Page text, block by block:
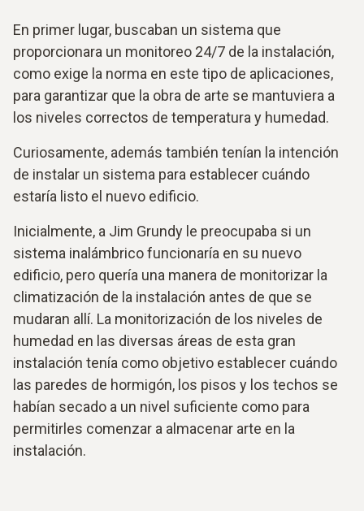
En primer lugar, buscaban un sistema que
proporcionara un monitoreo 24/7 de la instalación,
como exige la norma en este tipo de aplicaciones,
para garantizar que la obra de arte se mantuviera a
los niveles correctos de temperatura y humedad.
Curiosamente, además también tenían la intención
de instalar un sistema para establecer cuándo
estaría listo el nuevo edificio.
Inicialmente, a Jim Grundy le preocupaba si un
sistema inalámbrico funcionaría en su nuevo
edificio, pero quería una manera de monitorizar la
climatización de la instalación antes de que se
mudaran allí. La monitorización de los niveles de
humedad en las diversas áreas de esta gran
instalación tenía como objetivo establecer cuándo
las paredes de hormigón, los pisos y los techos se
habían secado a un nivel suficiente como para
permitirles comenzar a almacenar arte en la
instalación.